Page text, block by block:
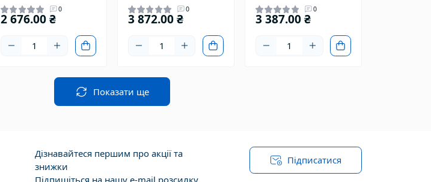
0
2 676.00 ₴
0
3 872.00 ₴
0
3 387.00 ₴
Показати ще
Дізнавайтеся першим про акції та
знижки
Підпишіться на нашу e-mail розсилку
Підписатися